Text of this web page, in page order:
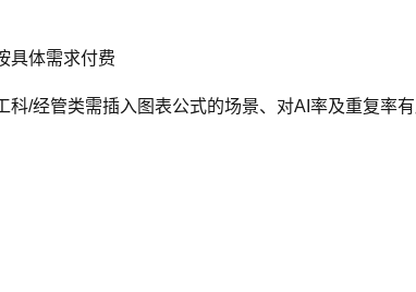
具体需求付费
/经管类需插入图表公式的场景、对AI率及重复率